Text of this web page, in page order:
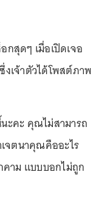
กสุดๆ เมื่อเปิดเจอ
เจ้าตัวได้โพสต์ภาพ
นะคะ คุณไม่สามารถ
เจตนาคุณคืออะไร
าม แบบบอกไม่ถูก